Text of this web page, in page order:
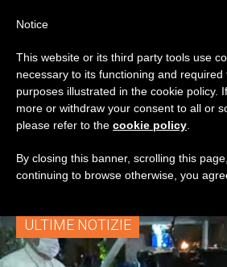
TAG
Posts
Di Pace’
ULTIME NOTIZIE
Notice
This website or its third party tools use
necessary to its functioning and required
purposes illustrated in the cookie policy.
more or withdraw your consent to all or
please refer to the cookie policy
By closing this banner, scrolling this
continuing to browse otherwise, you